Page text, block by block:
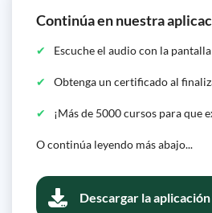
Continúa en nuestra
Escuche el audio con la
Obtenga un certificado al
¡Más de 5000 cursos para que
O continúa leyendo más abajo...
Descargar la aplicación